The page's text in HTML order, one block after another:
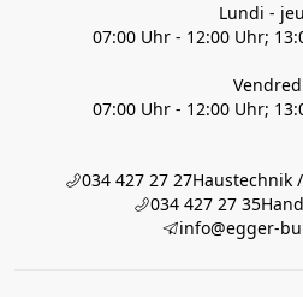
Lundi -
07:00 Uhr - 12:00 Uhr;
07:00 Uhr - 12:00 Uhr;
034 427 27 27Haustechnik
034 427 27 35
info@egger-